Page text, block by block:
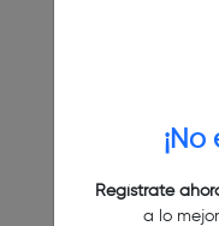
¡No
Regístrate
a lo